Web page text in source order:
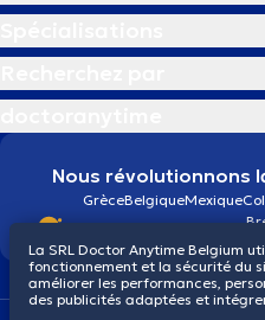
Nous révolutionnons
GrèceBelgiqueMexique
La SRL Doctor Anytime Belgium
fonctionnement et la sécurité du
améliorer les performances,
des publicités adaptées et